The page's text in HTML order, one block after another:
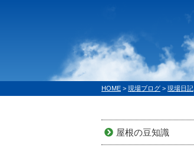
HOME > 現場ブログ > 現場日記
屋根の豆知識